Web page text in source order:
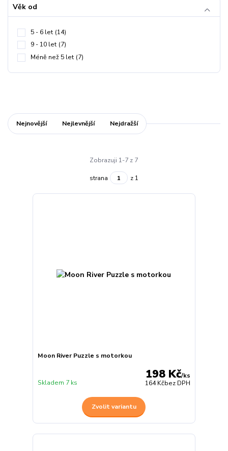
Věk od
5 - 6 let (14)
9 - 10 let (7)
Méně než 5 let (7)
Nejnovější Nejlevnější Nejdražší
Zobrazuji 1-7 z 7
strana z 1
Moon River Puzzle s motorkou
198 Kč/ks
164 Kčbez DPH
Skladem 7 ks
Zvolit variantu